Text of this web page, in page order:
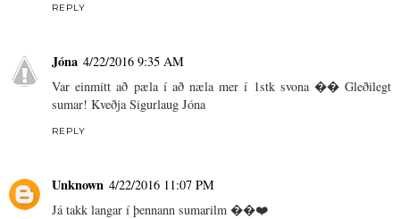
REPLY
Jóna 4/22/2016 9:35 AM
Var einmitt að pæla í að næla mer í 1stk svona �� Gleðilegt
sumar! Kveðja Sigurlaug Jóna
REPLY
Unknown 4/22/2016 11:07 PM
Já takk langar í þennann sumarilm ��❤️